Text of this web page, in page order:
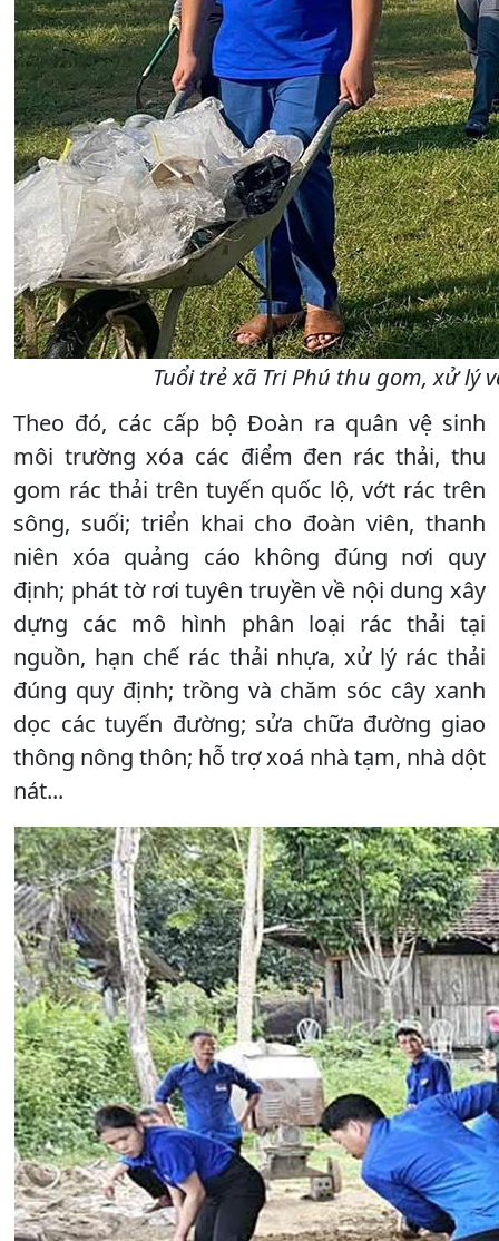
Tuổi trẻ xã Tri Phú thu gom, xử lý
Theo đó, các cấp bộ Đoàn ra quân vệ sinh
môi trường xóa các điểm đen rác thải, thu
gom rác thải trên tuyến quốc lộ, vớt rác trên
sông, suối; triển khai cho đoàn viên, thanh
niên xóa quảng cáo không đúng nơi quy
định; phát tờ rơi tuyên truyền về nội dung xây
dựng các mô hình phân loại rác thải tại
nguồn, hạn chế rác thải nhựa, xử lý rác thải
đúng quy định; trồng và chăm sóc cây xanh
dọc các tuyến đường; sửa chữa đường giao
thông nông thôn; hỗ trợ xoá nhà tạm, nhà dột
nát...